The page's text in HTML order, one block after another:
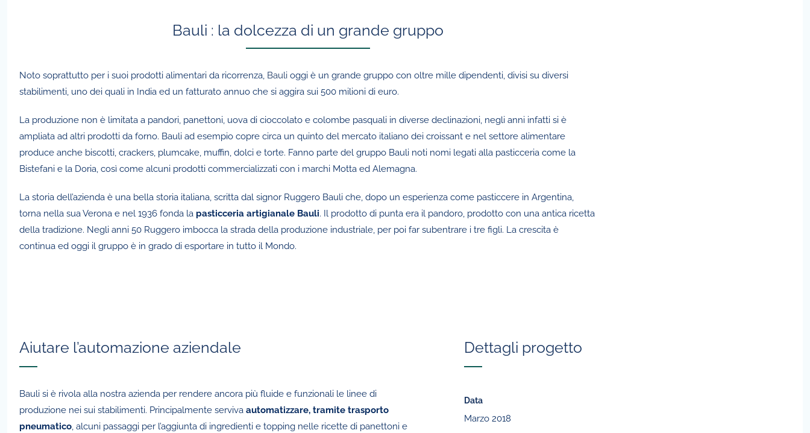
Bauli : la dolcezza di un grande gruppo
Noto soprattutto per i suoi prodotti alimentari da ricorrenza, Bauli oggi è un grande gruppo con oltre mille dipendenti, divisi su diversi
stabilimenti, uno dei quali in India ed un fatturato annuo che si aggira sui 500 milioni di euro.
La produzione non è limitata a pandori, panettoni, uova di cioccolato e colombe pasquali in diverse declinazioni, negli anni infatti si è
ampliata ad altri prodotti da forno. Bauli ad esempio copre circa un quinto del mercato italiano dei croissant e nel settore alimentare
produce anche biscotti, crackers, plumcake, muffin, dolci e torte. Fanno parte del gruppo Bauli noti nomi legati alla pasticceria come la
Bistefani e la Doria, così come alcuni prodotti commercializzati con i marchi Motta ed Alemagna.
La storia dell’azienda è una bella storia italiana, scritta dal signor Ruggero Bauli che, dopo un esperienza come pasticcere in Argentina,
torna nella sua Verona e nel 1936 fonda la pasticceria artigianale Bauli. Il prodotto di punta era il pandoro, prodotto con una antica ricetta
della tradizione. Negli anni 50 Ruggero imbocca la strada della produzione industriale, per poi far subentrare i tre figli. La crescita è
continua ed oggi il gruppo è in grado di esportare in tutto il Mondo.
Aiutare l’automazione aziendale
Bauli si è rivola alla nostra azienda per rendere ancora più fluide e funzionali le linee di
produzione nei sui stabilimenti. Principalmente serviva automatizzare, tramite trasporto
pneumatico, alcuni passaggi per l’aggiunta di ingredienti e topping nelle ricette di panettoni e
Dettagli progetto
Data
Marzo 2018